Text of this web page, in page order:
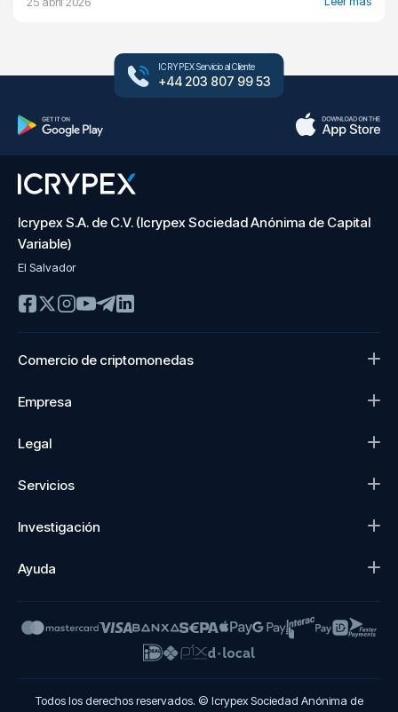
ICRYPEX Servicio al Cliente
+44 203 807 99 53
Icrypex S.A. de C.V. (Icrypex Sociedad Anónima de Capital
Variable)
El Salvador
Comercio de criptomonedas
Empresa
Legal
Servicios
Investigación
Ayuda
Todos los derechos reservados. © Icrypex Sociedad Anónima de